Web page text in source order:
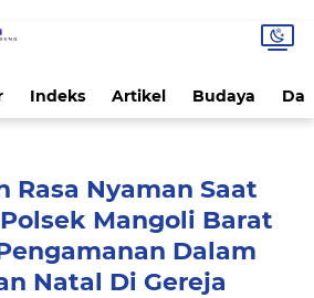
Indeks Artikel Budaya
Rasa Nyaman Saat
Mangoli Barat
Dalam
Natal Di Gereja